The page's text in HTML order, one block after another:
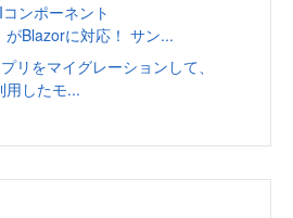
ンポーネント
がBlazorに対応！ サン...
リをマイグレーションして、
用したモ...